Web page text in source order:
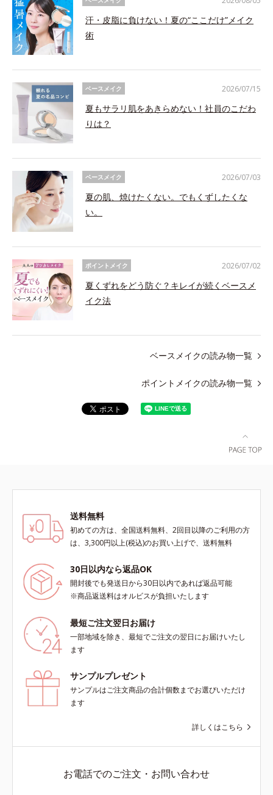
汗・皮脂に負けない！夏の“ここだけ”メイク
術
ベースメイク
夏もサラリ肌をあきらめない！社員のこだわ
りは？
2026/07/15
ベースメイク
夏の肌、焼けたくない。でもくずしたくな
い。
2026/07/03
ポイントメイク
夏くずれをどう防ぐ？キレイが続くベースメ
イク法
2026/07/02
ベースメイクの読み物一覧
ポイントメイクの読み物一覧
送料無料
初めての方は、全国送料無料、2回目以降のご利用の方
は、3,300円以上(税込)のお買い上げで、送料無料
30日以内なら返品OK
開封後でも発送日から30日以内であれば返品可能
※商品返送料はオルビスが負担いたします
最短ご注文翌日お届け
一部地域を除き、最短でご注文の翌日にお届けいたし
ます
サンプルプレゼント
サンプルはご注文商品の合計個数までお選びいただけ
ます
詳しくはこちら
お電話でのご注文・お問い合わせ